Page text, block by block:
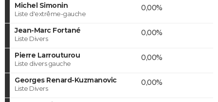
Michel Simonin
Liste d'extrême-gauche
0,00%
Jean-Marc Fortané
Liste Divers
0,00%
Pierre Larrouturou
Liste divers gauche
0,00%
Georges Renard-Kuzmanovic
Liste Divers
0,00%